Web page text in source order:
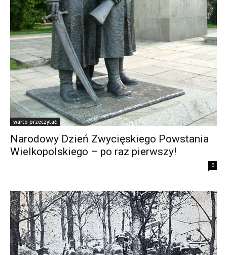
warto przeczytać
Narodowy Dzień Zwycięskiego Powstania
Wielkopolskiego – po raz pierwszy!
0